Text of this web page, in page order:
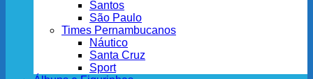
Santos
São Paulo
Times Pernambucanos
Náutico
Santa Cruz
Sport